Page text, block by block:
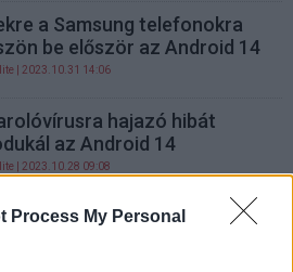
Process My Personal
a Samsung telefonokra
be először az Android 14
| 2023.10.31 14:06
hajazó hibát
az Android 14
| 2023.10.28 09:08
ingyen tárhelyet ad a